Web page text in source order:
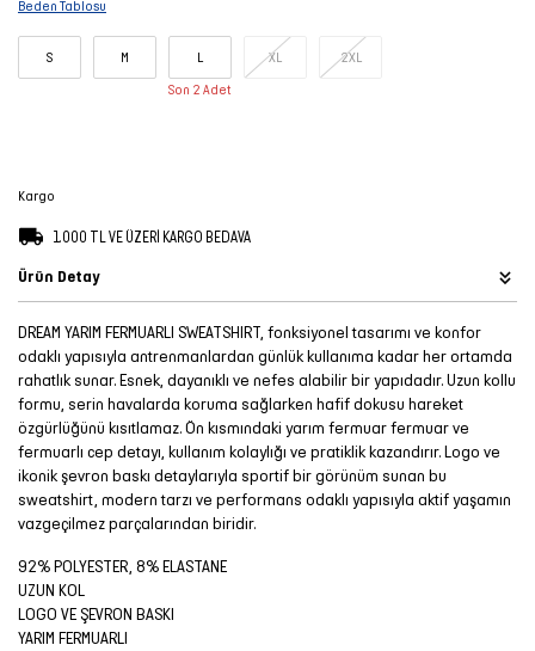
Beden Tablosu
S M L
Son 2 Adet
XL 2XL
Kargo
1.000 TL VE ÜZERİ KARGO BEDAVA
Ürün Detay
DREAM YARIM FERMUARLI SWEATSHIRT, fonksiyonel tasarımı ve konfor
odaklı yapısıyla antrenmanlardan günlük kullanıma kadar her ortamda
rahatlık sunar. Esnek, dayanıklı ve nefes alabilir bir yapıdadır. Uzun kollu
formu, serin havalarda koruma sağlarken hafif dokusu hareket
özgürlüğünü kısıtlamaz. Ön kısmındaki yarım fermuar fermuar ve
fermuarlı cep detayı, kullanım kolaylığı ve pratiklik kazandırır. Logo ve
ikonik şevron baskı detaylarıyla sportif bir görünüm sunan bu
sweatshirt, modern tarzı ve performans odaklı yapısıyla aktif yaşamın
vazgeçilmez parçalarından biridir.
92% POLYESTER, 8% ELASTANE
UZUN KOL
LOGO VE ŞEVRON BASKI
YARIM FERMUARLI